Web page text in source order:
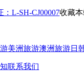
L-SH-CJ00007收藏
美洲旅游澳洲旅游日
联系我们